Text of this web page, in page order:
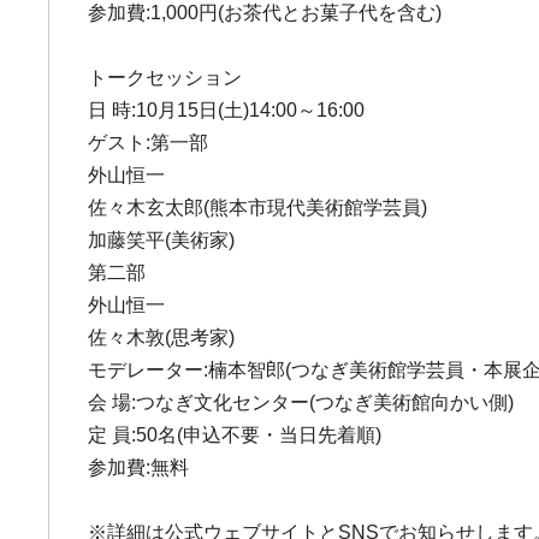
参加費:1,000円(お茶代とお菓子代を含む)
トークセッション
日 時:10月15日(土)14:00～16:00
ゲスト:第一部
外山恒一
佐々木玄太郎(熊本市現代美術館学芸員)
加藤笑平(美術家)
第二部
外山恒一
佐々木敦(思考家)
モデレーター:楠本智郎(つなぎ美術館学芸員・本展
会 場:つなぎ文化センター(つなぎ美術館向かい側)
定 員:50名(申込不要・当日先着順)
参加費:無料
※詳細は公式ウェブサイトとSNSでお知らせします